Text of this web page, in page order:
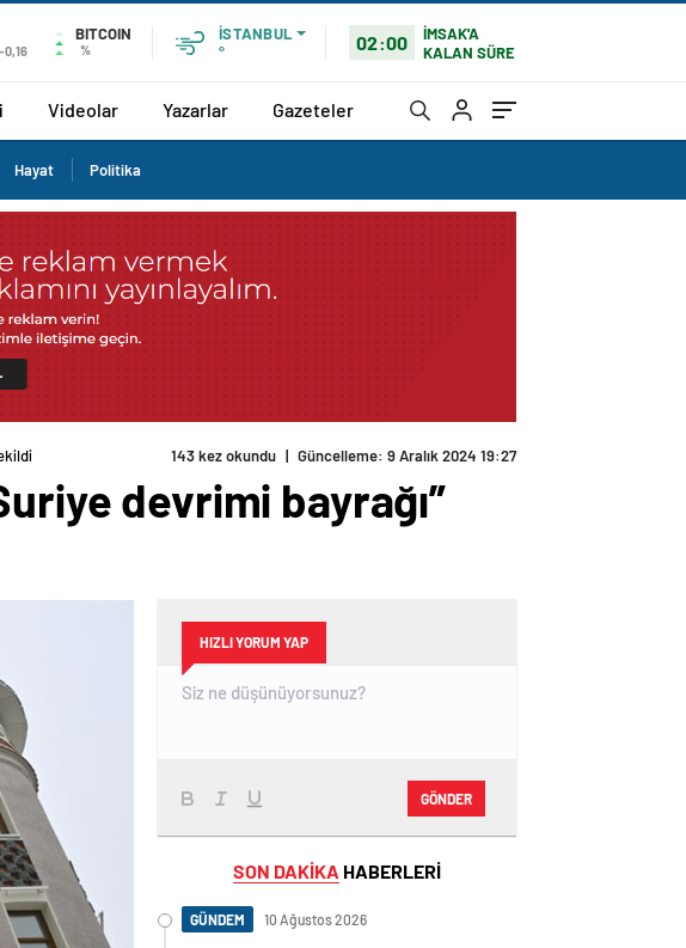
-0,16
BITCOIN
%
İSTANBUL
°
02:00
İMSAK'A
KALAN SÜRE
Videolar Yazarlar Gazeteler
Hayat Politika
143 kez okundu | Güncelleme: 9 Aralık 2024 19:27
devrimi bayrağı”
HIZLI YORUM YAP
GÖNDER
SON DAKİKA HABERLERİ
GÜNDEM 10 Ağustos 2026